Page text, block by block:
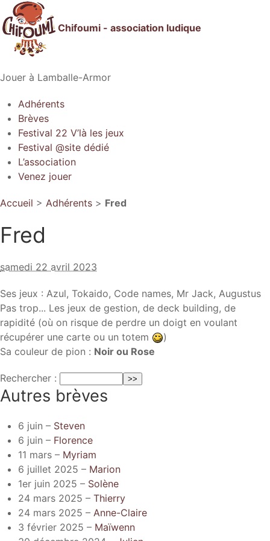
Chifoumi - association ludique
Jouer à Lamballe-Armor
Adhérents
Brèves
Festival 22 V’là les jeux
Festival @site dédié
L’association
Venez jouer
Accueil > Adhérents > Fred
Fred
samedi 22 avril 2023
Ses jeux : Azul, Tokaido, Code names, Mr Jack, Augustus
Pas trop... Les jeux de gestion, de deck building, de
rapidité (où on risque de perdre un doigt en voulant
récupérer une carte ou un totem
)
Sa couleur de pion : Noir ou Rose
Rechercher :
Autres brèves
6 juin – Steven
6 juin – Florence
11 mars – Myriam
6 juillet 2025 – Marion
1er juin 2025 – Solène
24 mars 2025 – Thierry
24 mars 2025 – Anne-Claire
3 février 2025 – Maïwenn